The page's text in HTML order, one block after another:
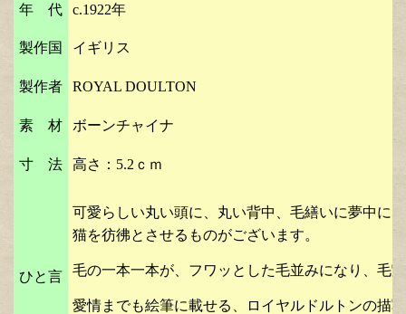
年 代 c.1922年
製作国 イギリス
製作者 ROYAL DOULTON
素 材 ボーンチャイナ
寸 法 高さ：5.2ｃｍ
ひと言
可愛らしい丸い頭に、丸い背中、毛繕いに夢中に
猫を彷彿とさせるものがございます。
毛の一本一本が、フワッとした毛並みになり、毛
愛情までも絵筆に載せる、ロイヤルドルトンの描